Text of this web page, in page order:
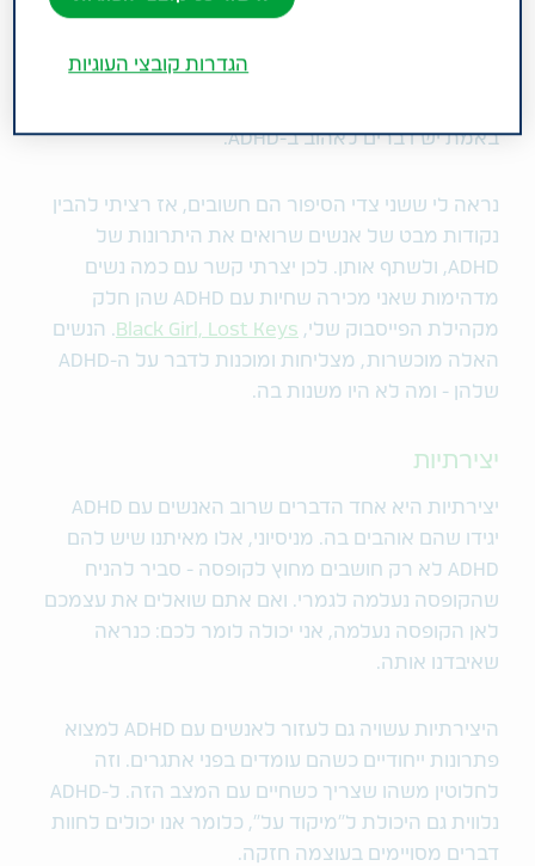
עם ADHD. האם הם לא מהאנשים הכי מצחיקים
באמת יש דברים לאהוב ב-ADHD.
נראה לי ששני צדי הסיפור הם חשובים, אז רציתי להבין
נקודות מבט של אנשים שרואים את היתרונות של
ADHD, ולשתף אותן. לכן יצרתי קשר עם כמה נשים
מדהימות שאני מכירה שחיות עם ADHD שהן חלק
מקהילת הפייסבוק שלי, Black Girl, Lost Keys . הנשים
האלה מוכשרות, מצליחות ומוכנות לדבר על ה-ADHD
שלהן - ומה לא היו משנות בה.
יצירתיות
יצירתיות היא אחד הדברים שרוב האנשים עם ADHD
יגידו שהם אוהבים בה. מניסיוני, אלו מאיתנו שיש להם
ADHD לא רק חושבים מחוץ לקופסה - סביר להניח
שהקופסה נעלמה לגמרי. ואם אתם שואלים את עצמכם
לאן הקופסה נעלמה, אני יכולה לומר לכם: כנראה
שאיבדנו אותה.
היצירתיות עשויה גם לעזור לאנשים עם ADHD למצוא
פתרונות ייחודיים כשהם עומדים בפני אתגרים. וזה
לחלוטין משהו שצריך כשחיים עם המצב הזה. ל-ADHD
נלווית גם היכולת ל"מיקוד על", כלומר אנו יכולים לחוות
דברים מסויימים בעוצמה חזקה.
הגדרות קובצי העוגיות